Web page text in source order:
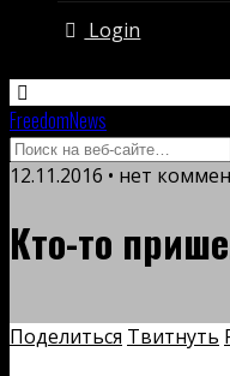
Login
FreedomNews
12.11.2016 • нет
Кто-то
Поделиться Твитнуть